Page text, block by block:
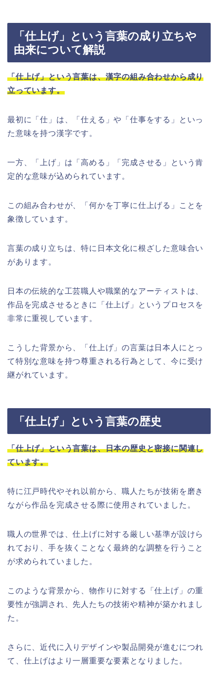
「仕上げ」という言葉の成り立ちや
由来について解説
「仕上げ」という言葉は、漢字の組み合わせから成り
立っています。
最初に「仕」は、「仕える」や「仕事をする」といっ
た意味を持つ漢字です。
一方、「上げ」は「高める」「完成させる」という肯
定的な意味が込められています。
この組み合わせが、「何かを丁寧に仕上げる」ことを
象徴しています。
言葉の成り立ちは、特に日本文化に根ざした意味合い
があります。
日本の伝統的な工芸職人や職業的なアーティストは、
作品を完成させるときに「仕上げ」というプロセスを
非常に重視しています。
こうした背景から、「仕上げ」の言葉は日本人にとっ
て特別な意味を持つ尊重される行為として、今に受け
継がれています。
「仕上げ」という言葉の歴史
「仕上げ」という言葉は、日本の歴史と密接に関連し
ています。
特に江戸時代やそれ以前から、職人たちが技術を磨き
ながら作品を完成させる際に使用されていました。
職人の世界では、仕上げに対する厳しい基準が設けら
れており、手を抜くことなく最終的な調整を行うこと
が求められていました。
このような背景から、物作りに対する「仕上げ」の重
要性が強調され、先人たちの技術や精神が築かれまし
た。
さらに、近代に入りデザインや製品開発が進むにつれ
て、仕上げはより一層重要な要素となりました。